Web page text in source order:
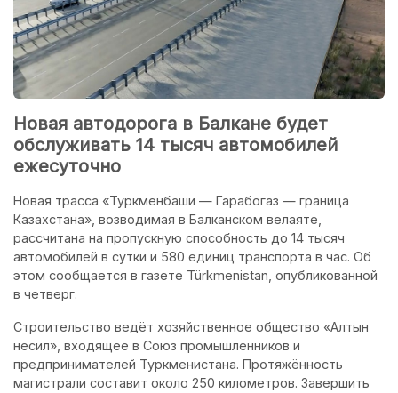
Новая автодорога в Балкане будет
обслуживать 14 тысяч автомобилей
ежесуточно
Новая трасса «Туркменбаши — Гарабогаз — граница
Казахстана», возводимая в Балканском велаяте,
рассчитана на пропускную способность до 14 тысяч
автомобилей в сутки и 580 единиц транспорта в час. Об
этом сообщается в газете Türkmenistan, опубликованной
в четверг.
Строительство ведёт хозяйственное общество «Алтын
несил», входящее в Союз промышленников и
предпринимателей Туркменистана. Протяжённость
магистрали составит около 250 километров. Завершить